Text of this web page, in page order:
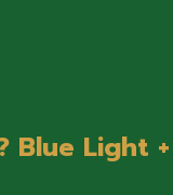
Blue Light